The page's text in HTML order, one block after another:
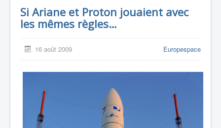
Si Ariane et Proton jouaient avec
les mêmes règles…
16 août 2009 Europespace